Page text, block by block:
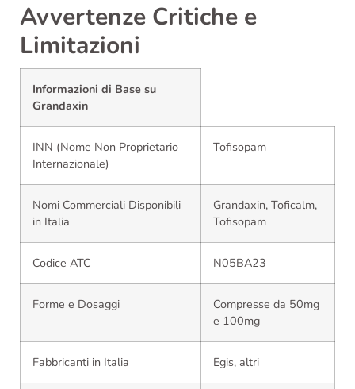
Avvertenze Critiche e
Limitazioni
Informazioni di Base su
Grandaxin
INN (Nome Non Proprietario
Internazionale)
Tofisopam
Nomi Commerciali Disponibili
in Italia
Grandaxin, Toficalm,
Tofisopam
Codice ATC N05BA23
Forme e Dosaggi
Compresse da 50mg
e 100mg
Fabbricanti in Italia Egis, altri